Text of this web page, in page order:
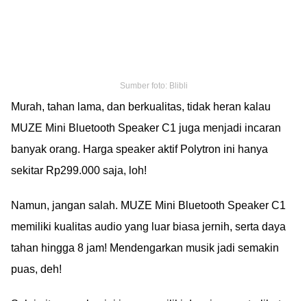
Sumber foto: Blibli
Murah, tahan lama, dan berkualitas, tidak heran kalau
MUZE Mini Bluetooth Speaker C1 juga menjadi incaran
banyak orang. Harga speaker aktif Polytron ini hanya
sekitar Rp299.000 saja, loh!
Namun, jangan salah. MUZE Mini Bluetooth Speaker C1
memiliki kualitas audio yang luar biasa jernih, serta daya
tahan hingga 8 jam! Mendengarkan musik jadi semakin
puas, deh!